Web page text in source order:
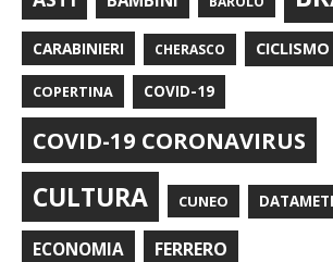
CARABINIERI CHERASCO CICLISMO
COPERTINA COVID-19
COVID-19 CORONAVIRUS
CULTURA CUNEO
ECONOMIA FERRERO